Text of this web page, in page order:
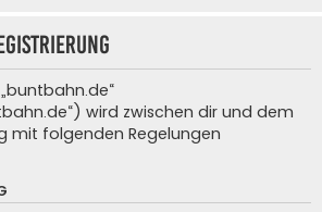
wird zwischen dir und dem
mit folgenden Regelungen